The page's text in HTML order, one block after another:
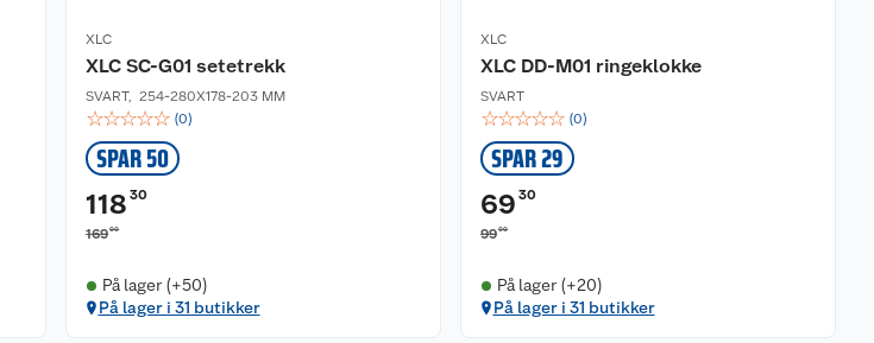
XLC
XLC SC-G01 setetrekk
SVART, 254-280X178-203 MM
☆☆☆☆☆ (0)
SPAR 50
118 30
16900
På lager (+50)
På lager i 31 butikker
XLC
XLC DD-M01 ringeklokke
SVART
☆☆☆☆☆ (0)
SPAR 29
69 30
9900
På lager (+20)
På lager i 31 butikker